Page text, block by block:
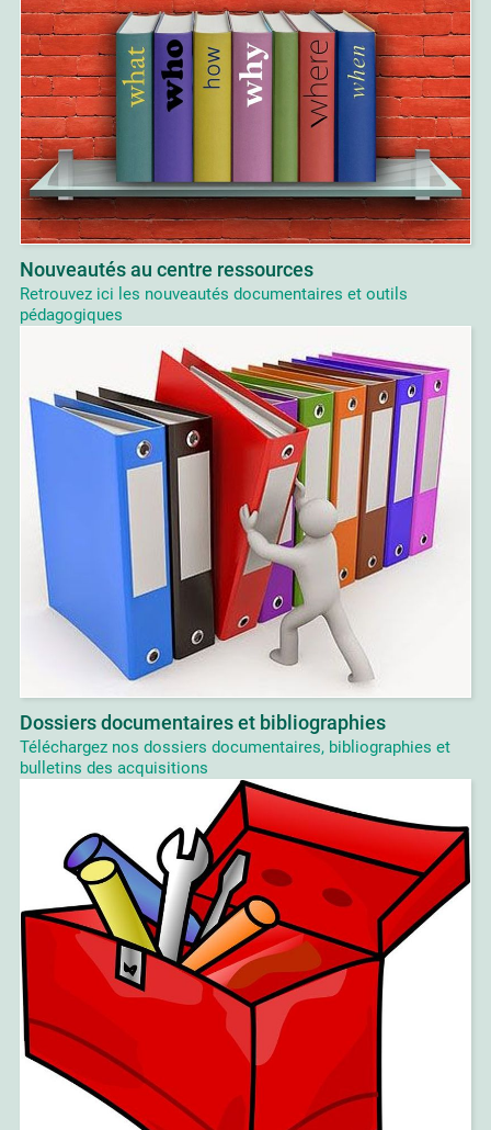
Nouveautés au centre ressources
Retrouvez ici les nouveautés documentaires et outils
pédagogiques
Dossiers documentaires et bibliographies
Téléchargez nos dossiers documentaires, bibliographies et
bulletins des acquisitions